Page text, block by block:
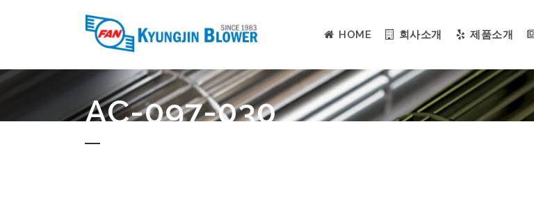
HOME 회사소개 제품소개
AC-097-030